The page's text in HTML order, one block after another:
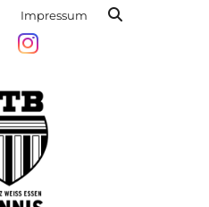
Impressum